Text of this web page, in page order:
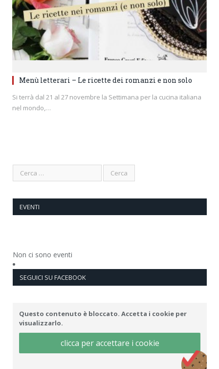
Menù letterari – Le ricette dei romanzi e non solo
Si terrà dal 21 al 27 novembre la Settimana per la cucina italiana
nel mondo,…
EVENTI
Non ci sono eventi
SEGUICI SU FACEBOOK
Questo contenuto è bloccato. Accetta i cookie per
visualizzarlo.
clicca per accettare i cookie